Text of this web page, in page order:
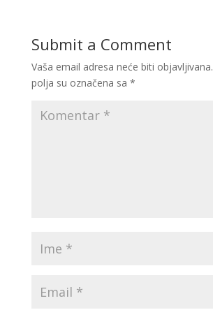
Submit a Comment
Vaša email adresa neće biti objavljivana.
polja su označena sa *